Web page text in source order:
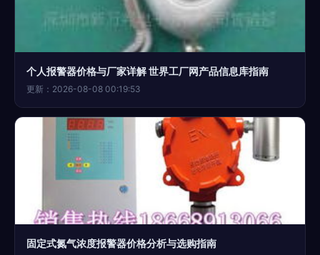
个人报警器价格与厂家详解 世界工厂网产品信息库指南
更新：2026-08-08 00:19:53
固定式氮气浓度报警器价格分析与选购指南